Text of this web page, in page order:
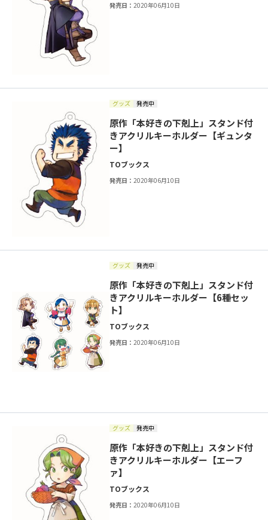
発売日：2020年06月10日
グッズ 発売中
原作「本好きの下剋上」スタンド付
きアクリルキーホルダー【ギュンタ
ー】
TOブックス
発売日：2020年06月10日
グッズ 発売中
原作「本好きの下剋上」スタンド付
きアクリルキーホルダー【6種セッ
ト】
TOブックス
発売日：2020年06月10日
グッズ 発売中
原作「本好きの下剋上」スタンド付
きアクリルキーホルダー【エーフ
ァ】
TOブックス
発売日：2020年06月10日